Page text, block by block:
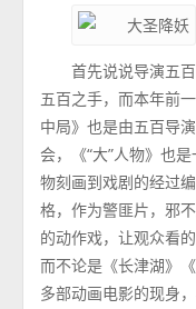
首先说说导演五
五百之手，而本年前
中局》也是由五百导
会，《“大”人物》也
物刻画到戏剧的经过
格，作为警匪片，邪
的动作戏，让观众看的
而不论是《长津湖》
多部动画电影的现身